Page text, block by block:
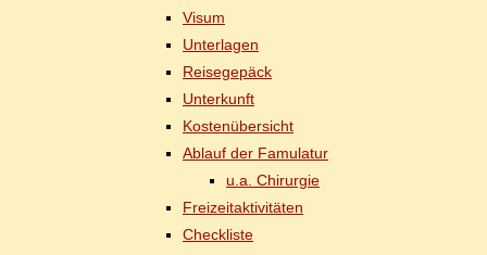
Vi­sum
Un­ter­la­gen
Rei­se­ge­päck
Un­ter­kunft
Kos­ten­über­sicht
Ab­lauf der Famulatur
u.a. Chir­ur­gie
Frei­zeit­ak­ti­vi­tä­ten
Check­lis­te